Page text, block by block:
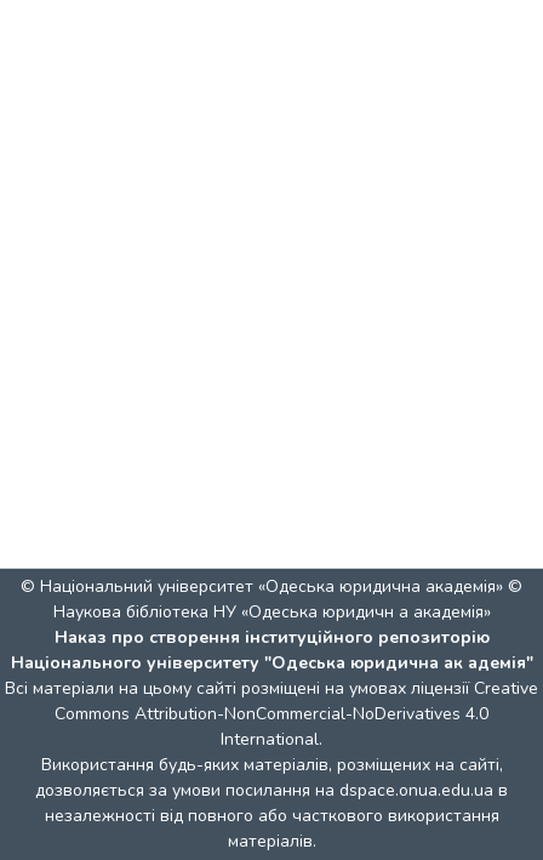
© Національний університет «Одеська юридична академія» ©
Наукова бібліотека НУ «Одеська юридичн а академія»
Наказ про створення інституційного репозиторію
Національного університету "Одеська юридична ак адемія"
Всі матеріали на цьому сайті розміщені на умовах ліцензії Creative
Commons Attribution-NonCommercial-NoDerivatives 4.0
International.
Використання будь-яких матеріалів, розміщених на сайті,
дозволяється за умови посилання на dspace.onua.edu.ua в
незалежності від повного або часткового використання
матеріалів.